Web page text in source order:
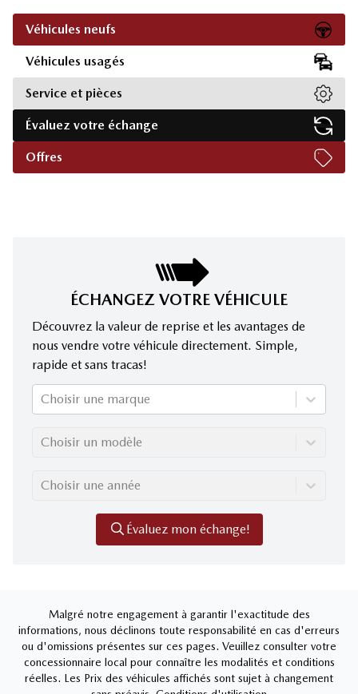
Véhicules neufs
Véhicules usagés
Service et pièces
Évaluez votre échange
Offres
ÉCHANGEZ VOTRE VÉHICULE
Découvrez la valeur de reprise et les avantages de
nous vendre votre véhicule directement. Simple,
rapide et sans tracas!
Choisir une marque
Choisir un modèle
Choisir une année
Évaluez mon échange!
Malgré notre engagement à garantir l'exactitude des
informations, nous déclinons toute responsabilité en cas d'erreurs
ou d'omissions présentes sur ces pages. Veuillez consulter votre
concessionnaire local pour connaître les modalités et conditions
réelles. Les Prix des véhicules affichés sont sujet à changement